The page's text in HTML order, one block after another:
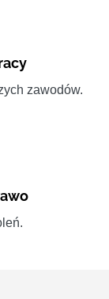
zawodów.